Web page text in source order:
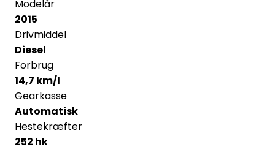
Modelår
2015
Drivmiddel
Diesel
Forbrug
14,7 km/l
Gearkasse
Automatisk
Hestekræfter
252 hk